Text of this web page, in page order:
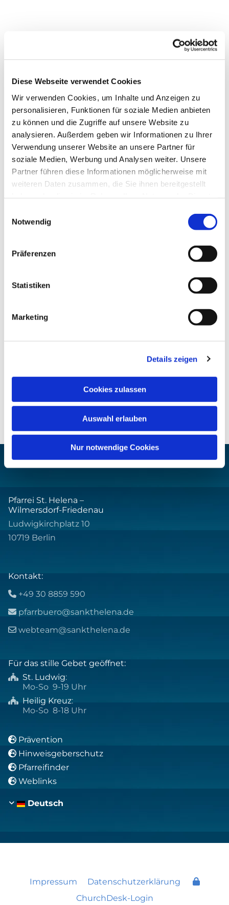
Diese Webseite verwendet Cookies
Wir verwenden Cookies, um Inhalte und Anzeigen zu
personalisieren, Funktionen für soziale Medien anbieten
zu können und die Zugriffe auf unsere Website zu
analysieren. Außerdem geben wir Informationen zu Ihrer
Verwendung unserer Website an unsere Partner für
soziale Medien, Werbung und Analysen weiter. Unsere
Partner führen diese Informationen möglicherweise mit
weiteren Daten zusammen, die Sie ihnen bereitgestellt
Notwendig
Präferenzen
Statistiken
Marketing
Details zeigen
Cookies zulassen
Auswahl erlauben
Nur notwendige Cookies
Dies könnte Sie auch
interessieren
Pfarrei St. Helena –
Wilmersdorf-Friedenau
Ludwigkirchplatz 10
10719 Berlin
Kontakt:
 +49 30 8859 590
 pfarrbuero@sankthelena.de
 webteam@sankthelena.de
Für das stille Gebet geöffnet:
 St. Ludwig:
Mo-So 9-19 Uhr
 Heilig Kreuz:
Mo-So 8-18 Uhr
 Prävention
 Hinweisgeberschutz
 Pfarreifinder
 Weblinks
Deutsch
Impressum
Datenschutzerklärung
ChurchDesk-Login